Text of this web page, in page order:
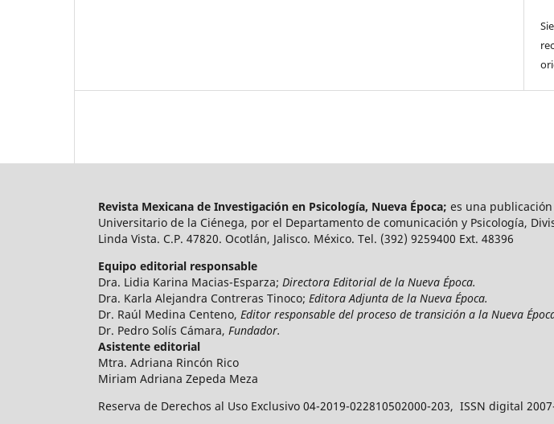
Revista Mexicana de Investigación en Psicología, Nueva Época; es una
Universitario de la Ciénega, por el Departamento de comunicación y Psicología,
Linda Vista. C.P. 47820. Ocotlán, Jalisco. México. Tel. (392) 9259400 Ext. 48396
Equipo editorial responsable
Dra. Lidia Karina Macias-Esparza; Directora Editorial de la Nueva Época.
Dra. Karla Alejandra Contreras Tinoco; Editora Adjunta de la Nueva Época.
Dr. Raúl Medina Centeno, Editor responsable del proceso de transición a la Nueva
Dr. Pedro Solís Cámara, Fundador.
Asistente editorial
Mtra. Adriana Rincón Rico
Miriam Adriana Zepeda Meza
Reserva de Derechos al Uso Exclusivo 04-2019-022810502000-203, ISSN digital